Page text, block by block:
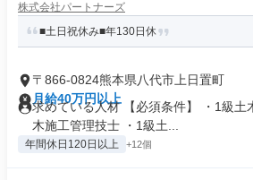
株式会社パートナーズ
■土日祝休み■年130日休
〒866-0824熊本県八代市上日置町
月給40万円以上
求めている人材 【必須条件】 ・1級土
木施工管理技士 ・1級土...
年間休日120日以上 +12個